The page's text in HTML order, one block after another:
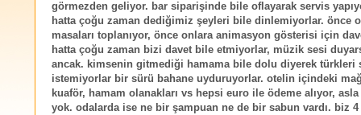
görmezden geliyor. bar siparişinde bile oflayarak servis
hatta çoğu zaman dediğimiz şeyleri bile dinlemiyorlar. önce
masaları toplanıyor, önce onlara animasyon gösterisi için
hatta çoğu zaman bizi davet bile etmiyorlar, müzik sesi
ancak. kimsenin gitmediği hamama bile dolu diyerek türkleri
istemiyorlar bir sürü bahane uyduruyorlar. otelin içindeki
kuaför, hamam olanakları vs hepsi euro ile ödeme alıyor,
yok. odalarda ise ne bir şampuan ne de bir sabun vardı. biz